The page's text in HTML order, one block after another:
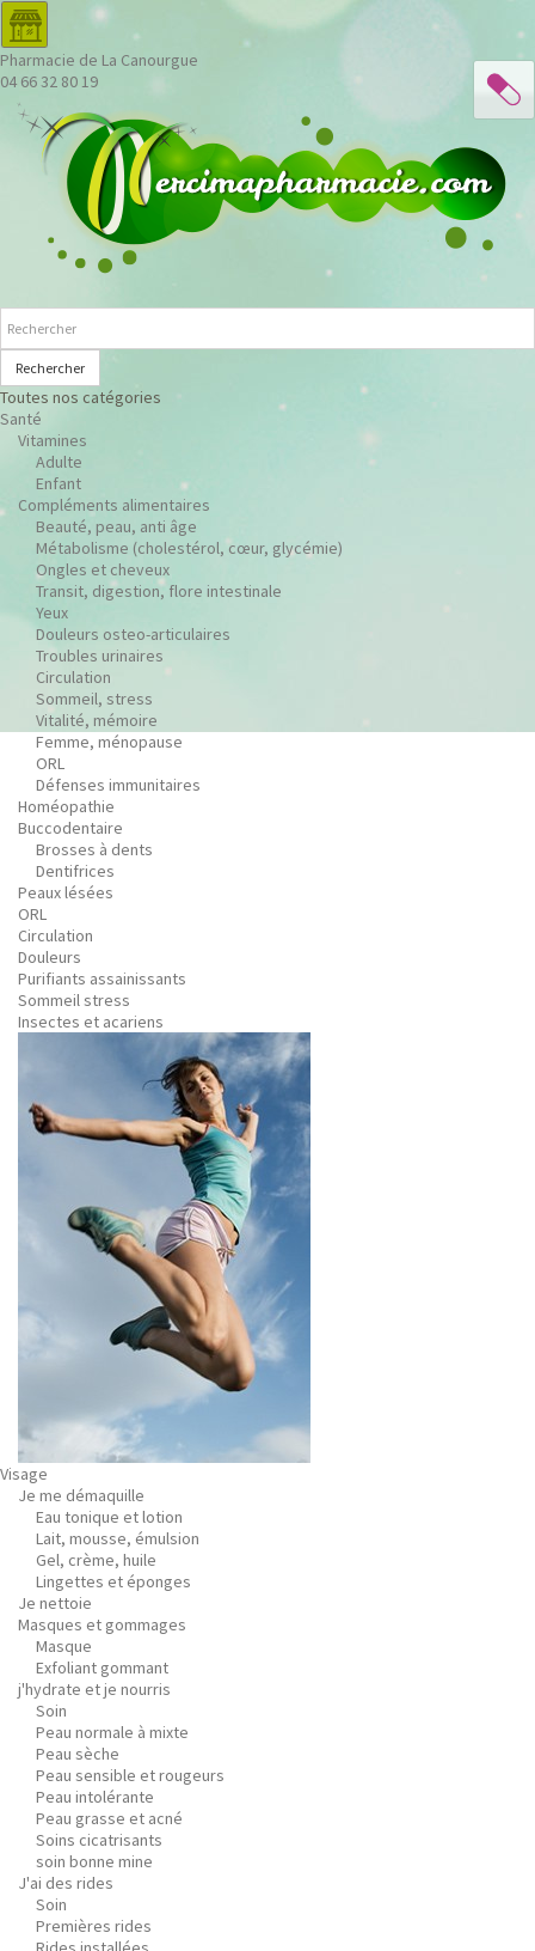
Pharmacie de La Canourgue
04 66 32 80 19
Rechercher
Toutes nos catégories
Santé
Vitamines
Adulte
Enfant
Compléments alimentaires
Beauté, peau, anti âge
Métabolisme (cholestérol, cœur, glycémie)
Ongles et cheveux
Transit, digestion, flore intestinale
Yeux
Douleurs osteo-articulaires
Troubles urinaires
Circulation
Sommeil, stress
Vitalité, mémoire
Femme, ménopause
ORL
Défenses immunitaires
Homéopathie
Buccodentaire
Brosses à dents
Dentifrices
Peaux lésées
ORL
Circulation
Douleurs
Purifiants assainissants
Sommeil stress
Insectes et acariens
Visage
Je me démaquille
Eau tonique et lotion
Lait, mousse, émulsion
Gel, crème, huile
Lingettes et éponges
Je nettoie
Masques et gommages
Masque
Exfoliant gommant
j'hydrate et je nourris
Soin
Peau normale à mixte
Peau sèche
Peau sensible et rougeurs
Peau intolérante
Peau grasse et acné
Soins cicatrisants
soin bonne mine
J'ai des rides
Soin
Premières rides